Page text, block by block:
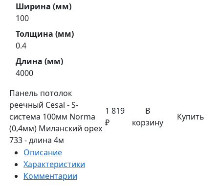
Ширина (мм)
100
Толщина (мм)
0.4
Длина (мм)
4000
Панель потолок
реечный Cesal - S-
система 100мм Norma
(0,4мм) Миланский орех
733 - длина 4м
1 819
₽
В
корзину
Купить
Описание
Характеристики
Комментарии